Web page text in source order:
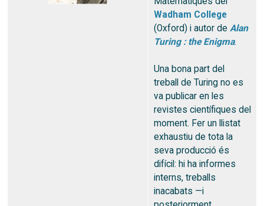
Wadham College
(Oxford) i autor de Alan
Turing : the Enigma.
Una bona part del
treball de Turing no es
va publicar en les
revistes científiques del
moment. Fer un llistat
exhaustiu de tota la
seva producció és
difícil: hi ha informes
interns, treballs
inacabats —i